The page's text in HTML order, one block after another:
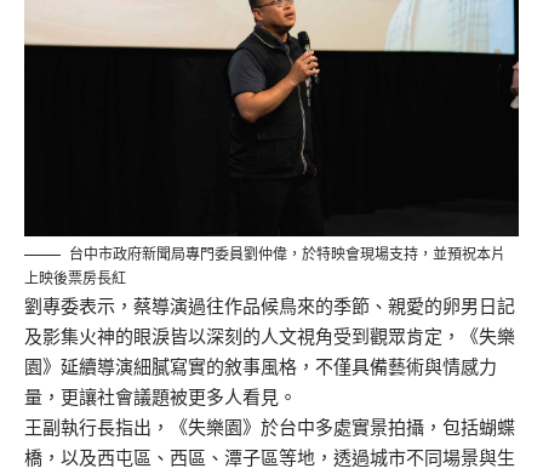
台中市政府新聞局專門委員劉仲偉，於特映會現場支持，並預祝本片
上映後票房長紅
劉專委表示，蔡導演過往作品候鳥來的季節、親愛的卵男日記
及影集火神的眼淚皆以深刻的人文視角受到觀眾肯定，《失樂
園》延續導演細膩寫實的敘事風格，不僅具備藝術與情感力
量，更讓社會議題被更多人看見。
王副執行長指出，《失樂園》於台中多處實景拍攝，包括蝴蝶
橋，以及西屯區、西區、潭子區等地，透過城市不同場景與生